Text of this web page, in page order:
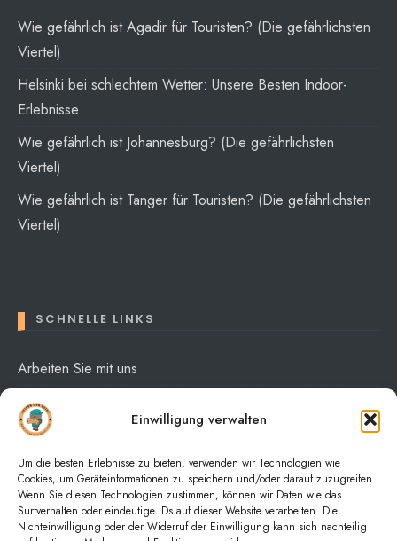
Einwilligung verwalten
Um die besten Erlebnisse zu bieten, verwenden wir Technologien wie
Cookies, um Geräteinformationen zu speichern und/oder darauf zuzugreifen.
Wenn Sie diesen Technologien zustimmen, können wir Daten wie das
Surfverhalten oder eindeutige IDs auf dieser Website verarbeiten. Die
Nichteinwilligung oder der Widerruf der Einwilligung kann sich nachteilig
Wie gefährlich ist Agadir für Touristen? (Die gefährlichsten
Viertel)
Helsinki bei schlechtem Wetter: Unsere Besten Indoor-
Erlebnisse
Wie gefährlich ist Johannesburg? (Die gefährlichsten
Viertel)
Wie gefährlich ist Tanger für Touristen? (Die gefährlichsten
Viertel)
SCHNELLE LINKS
Arbeiten Sie mit uns
Über mich
Datenschutzerklärung